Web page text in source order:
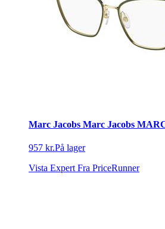
Marc Jacobs Marc Jacobs
957 kr.På lager
Vista Expert Fra PriceRunner